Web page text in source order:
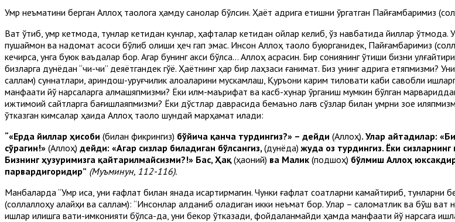
Умр неъматини берган Аллоҳ таолога ҳамду санолар бўлсин. Ҳаёт қадрига етишни ўргатган Пайғамбаримиз
Вақт ўтиб, умр кетмоқда, тунлар кетидан кунлар, ҳафталар кетидан ойлар келиб, ўз навбатида йиллар
пушаймон ва надомат асоси бўлиб қолиши ҳеч гап эмас. Инсон Аллоҳ таоло буюрганидек, Пайғамбаримиз
кечирса, унга буюк ваъдалар бор. Агар бунинг акси бўлса… Аллоҳ асрасин. Бир сониянинг ўтиши бизни
бизларга дунёдан “чиқ-чиқ” деяётгандек гўё. Ҳаётнинг ҳар бир лаҳзаси ғанимат. Биз унинг қадрига
саллам) суннатлари, қариндош-уруғчилик алоқаларини мускамлаш, Қуръони карим тиловати каби савобли
манфаати йўқ нарсаларга алмашяпмизми? Ёки илм-маърифат ва касб-xунар ўрганиш мумкин бўлган
ижтимоий сайтларга бағишлаяпмизми? Ёки дўстлар даврасида бемаъно лағв сўзлар билан умрни зое
ўтказган кимсалар ҳақида Аллоҳ таоло шундай марҳамат қилади:
“«Ерда йиллар ҳисоби (билан фикрингиз) бўйича қанча турдингиз?» – дейди (Аллоҳ). Улар айтадилар:
сўрагин!» (Аллоҳ) дейди: «Агар сизлар биладиган бўлсангиз, (дунёда) жуда оз турдингиз. Ёки
Бизнинг ҳузуримизга қайтарилмайсизми?!» Бас, Ҳақ(ҳаққоний) ва Малик (подшоҳ) бўлмиш Аллоҳ
парвардигоридир” (Муъминун, 112-116).
Манбаларда “Умр қисқа, уни ғафлат билан янада қисқартирмагин. Чунки ғафлат соатларни камайтириб,
(соллаллоҳу алайҳи ва саллам): “Инсонлар алданиб қоладиган икки неъмат бор. Улар – саломатлик ва бўш
ишлар қилишга вақти-имконияти бўлса-да, уни бекор ўтказади, фойдаланмайди ҳамда манфаати йўқ нарсага